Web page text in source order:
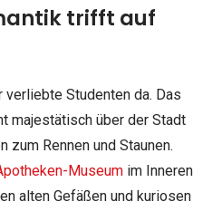
trifft auf
verliebte Studenten da. Das
majestätisch über der Stadt
Rennen und Staunen.
Museum im Inneren
alten Gefäßen und kuriosen